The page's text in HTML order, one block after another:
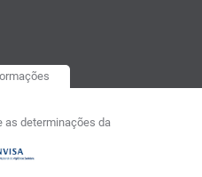
as determinações da